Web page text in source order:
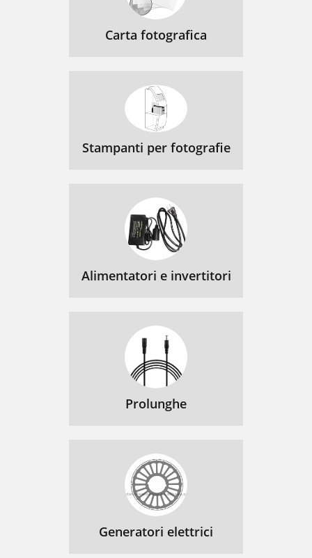
Carta fotografica
Stampanti per fotografie
Alimentatori e invertitori
Prolunghe
Generatori elettrici